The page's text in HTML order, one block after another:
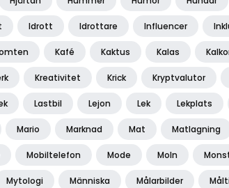
Idrott Idrottare Influencer
Kafé Kaktus Kalas
Kreativitet Krick Kryptvalutor
Lastbil Lejon Lek Lekplats
Mario Marknad Mat Matlagning
Mobiltelefon Mode Moln
Mytologi Människa Målarbilder